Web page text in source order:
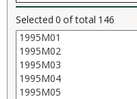
Selected 0 of total 146